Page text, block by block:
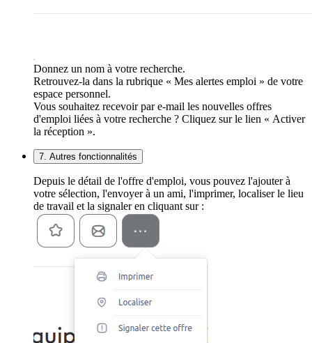
Donnez un nom à votre recherche.
Retrouvez-la dans la rubrique « Mes alertes emploi » de votre
espace personnel.
Vous souhaitez recevoir par e-mail les nouvelles offres
d'emploi liées à votre recherche ? Cliquez sur le lien « Activer
la réception ».
7. Autres fonctionnalités
Depuis le détail de l'offre d'emploi, vous pouvez l'ajouter à
votre sélection, l'envoyer à un ami, l'imprimer, localiser le lieu
de travail et la signaler en cliquant sur :